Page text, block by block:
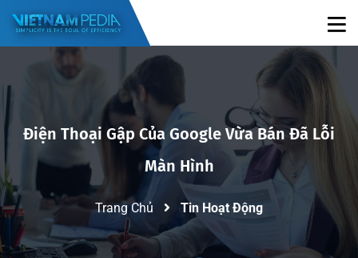
Điện Thoại Gập Của Google Vừa Bán Đã Lỗi
Màn Hình
Trang Chủ Tin Hoạt Động